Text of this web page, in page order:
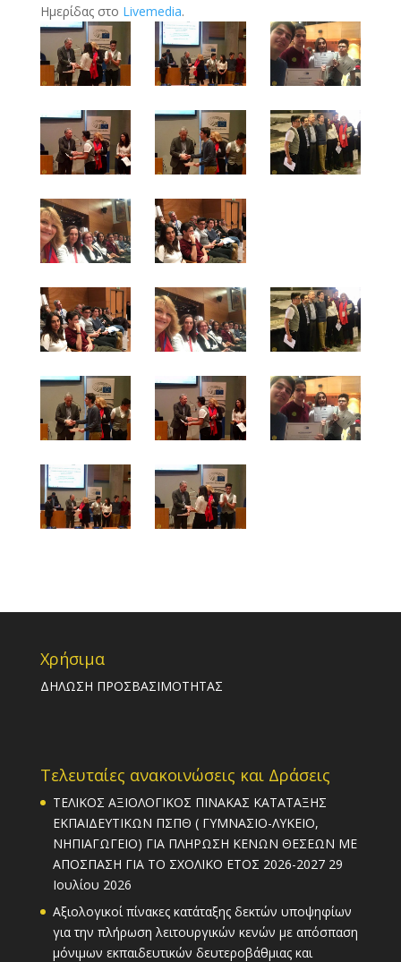
Ημερίδας στο Livemedia.
Χρήσιμα
ΔΗΛΩΣΗ ΠΡΟΣΒΑΣΙΜΟΤΗΤΑΣ
Τελευταίες ανακοινώσεις και Δράσεις
ΤΕΛΙΚΟΣ ΑΞΙΟΛΟΓΙΚΟΣ ΠΙΝΑΚΑΣ ΚΑΤΑΤΑΞΗΣ
ΕΚΠΑΙΔΕΥΤΙΚΩΝ ΠΣΠΘ ( ΓΥΜΝΑΣΙΟ-ΛΥΚΕΙΟ,
ΝΗΠΙΑΓΩΓΕΙΟ) ΓΙΑ ΠΛΗΡΩΣΗ ΚΕΝΩΝ ΘΕΣΕΩΝ ΜΕ
ΑΠΟΣΠΑΣΗ ΓΙΑ ΤΟ ΣΧΟΛΙΚΟ ΕΤΟΣ 2026-2027 29
Ιουλίου 2026
Αξιολογικοί πίνακες κατάταξης δεκτών υποψηφίων
για την πλήρωση λειτουργικών κενών με απόσπαση
μόνιμων εκπαιδευτικών δευτεροβάθμιας και